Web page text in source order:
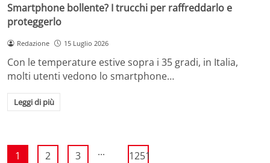
Smartphone bollente? I trucchi per raffreddarlo e
proteggerlo
Redazione 15 Luglio 2026
Con le temperature estive sopra i 35 gradi, in Italia,
molti utenti vedono lo smartphone…
Leggi di più
1 2 3 ... 1251